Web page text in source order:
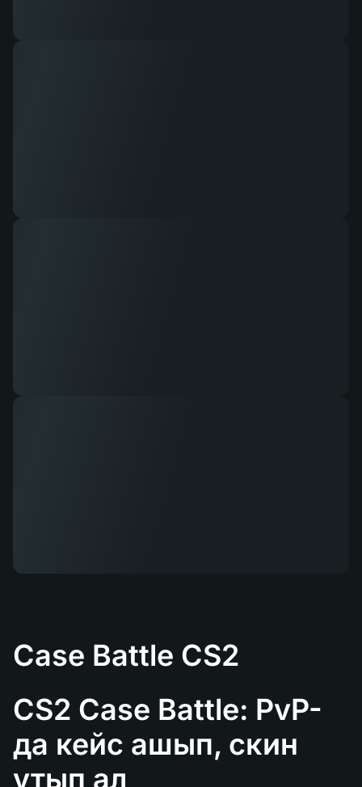
Case Battle CS2
CS2 Case Battle: PvP-
да кейс ашып, скин
ұтып ал